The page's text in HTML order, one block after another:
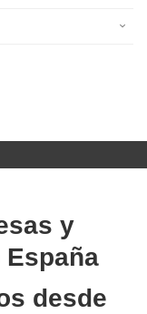
y
desde